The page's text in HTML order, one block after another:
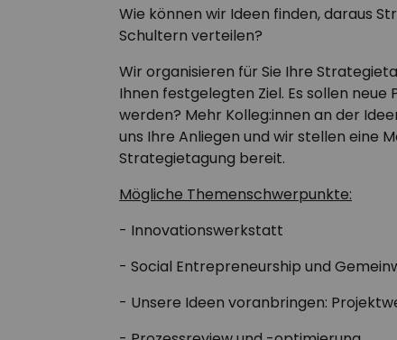
Wie können wir Ideen finden, daraus
Schultern verteilen?
Wir organisieren für Sie Ihre
Ihnen festgelegten Ziel. Es sollen
werden? Mehr Kolleg:innen an der
uns Ihre Anliegen und wir stellen eine
Strategietagung bereit.
Mögliche Themenschwerpunkte:
- Innovationswerkstatt
- Social Entrepreneurship und
- Unsere Ideen voranbringen: